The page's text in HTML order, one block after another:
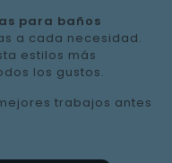
para baños
a cada necesidad.
estilos más
los gustos.
trabajos antes